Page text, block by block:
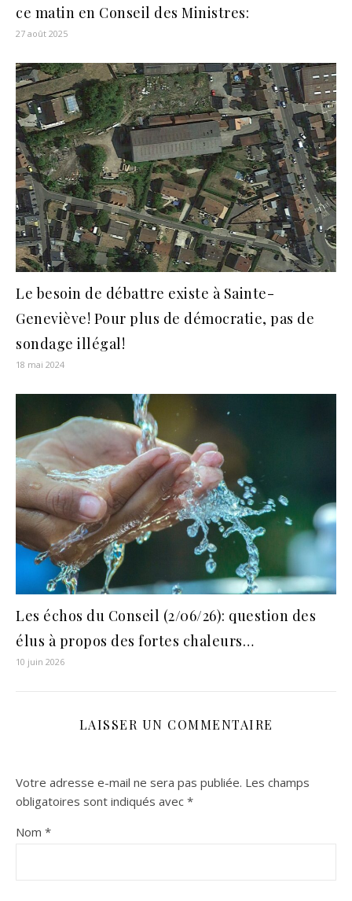
ce matin en Conseil des Ministres:
27 août 2025
Le besoin de débattre existe à Sainte-
Geneviève! Pour plus de démocratie, pas de
sondage illégal!
18 mai 2024
Les échos du Conseil (2/06/26): question des
élus à propos des fortes chaleurs…
10 juin 2026
LAISSER UN COMMENTAIRE
Votre adresse e-mail ne sera pas publiée. Les champs
obligatoires sont indiqués avec *
Nom *